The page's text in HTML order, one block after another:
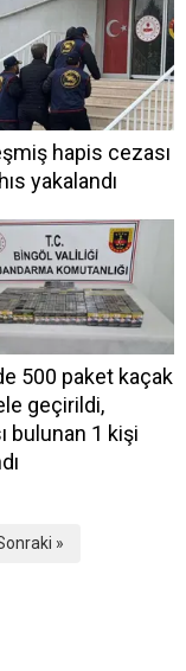
hapis cezası
yakalandı
500 paket kaçak
geçirildi,
bulunan 1 kişi
»